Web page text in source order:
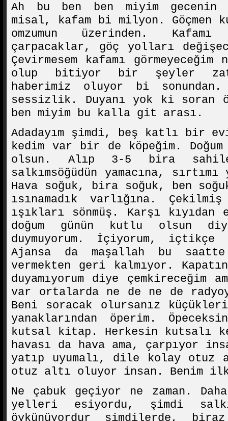
Ah bu ben ben miyim
misal, kafam bi milyon. Göçmen
omzumun üzerinden. Kafamı
çarpacaklar, göç yolları
Çevirmesem kafamı
olup bitiyor bir şeyler
haberimiz oluyor bi
sessizlik. Duyanı yok ki soran
ben miyim bu kalla git arası.
Adadayım şimdi, beş katlı bir
kedim var bir de köpeğim.
olsun. Alıp 3-5 bira
salkımsöğüdün yamacına,
Hava soğuk, bira soğuk, ben
ısınamadık varlığına.
ışıkları sönmüş. Karşı
doğum günün kutlu olsun
duymuyorum. İçiyorum, içtikçe
Ajansa da maşallah bu
vermekten geri kalmıyor.
duyamıyorum diye çemkireceğim
var ortalarda ne de ne de
Beni soracak olursanız
yanaklarından öperim.
kutsal kitap. Herkesin kutsalı
havası da hava ama, çarpıyor
yatıp uyumalı, dile kolay otuz
otuz altı oluyor insan. Benim
Ne çabuk geçiyor ne zaman.
yelleri esiyordu, şimdi
öykünüyordur şimdilerde,